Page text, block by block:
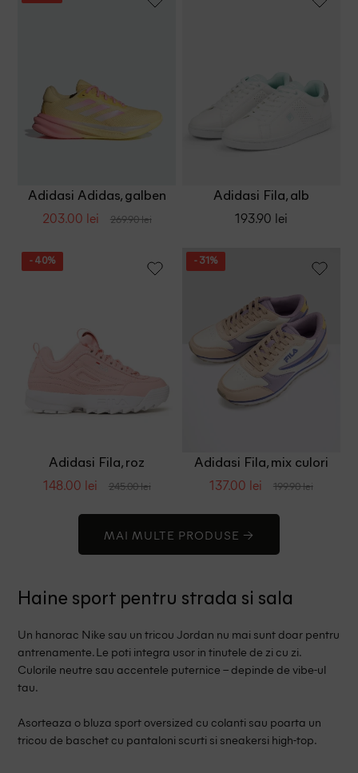
Adidasi Adidas, galben
203.00 lei 269.90 lei
Adidasi Fila, alb
193.90 lei
- 40%
Adidasi Fila, roz
148.00 lei 245.00 lei
- 31%
Adidasi Fila, mix culori
137.00 lei 199.90 lei
MAI MULTE PRODUSE →
Haine sport pentru strada si sala
Un hanorac Nike sau un tricou Jordan nu mai sunt doar pentru
antrenamente. Le poti integra usor in tinutele de zi cu zi.
Culorile neutre sau accentele puternice – depinde de vibe-ul
tau.
Asorteaza o bluza sport oversized cu colanti sau poarta un
tricou de baschet cu pantaloni scurti si sneakersi high-top.